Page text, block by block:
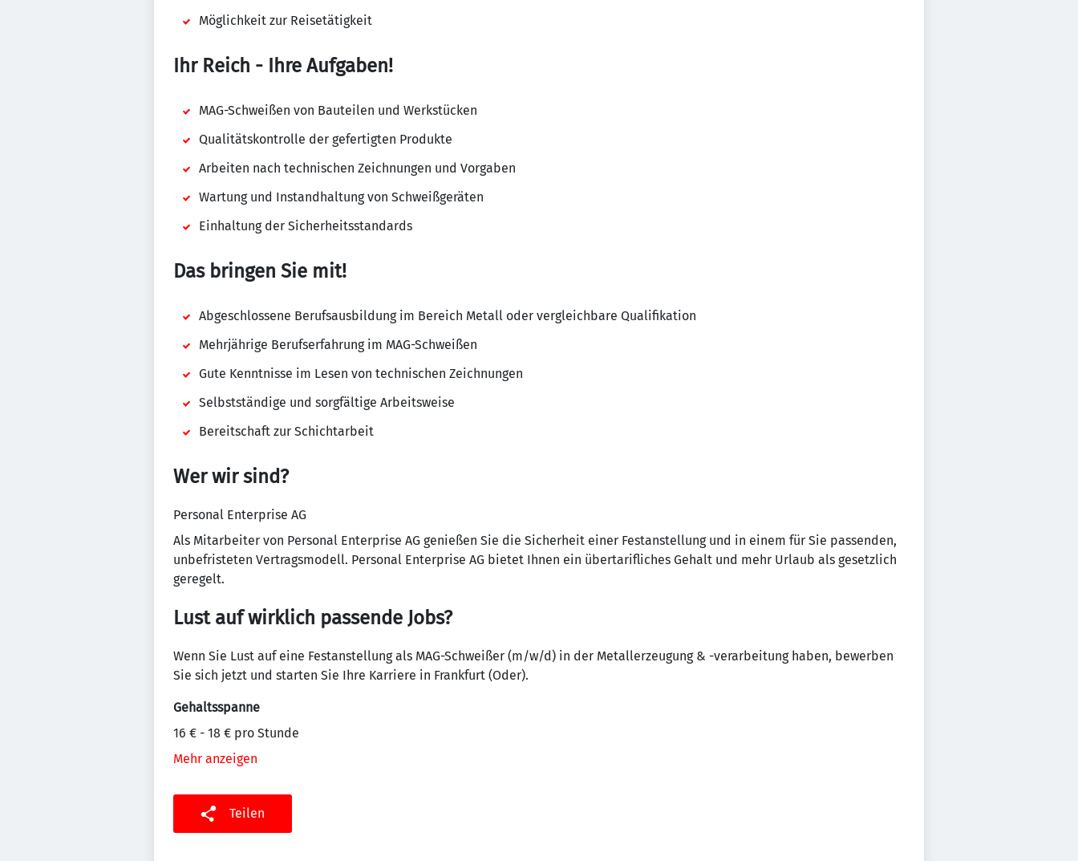
Möglichkeit zur Reisetätigkeit
Ihr Reich - Ihre Aufgaben!
MAG-Schweißen von Bauteilen und Werkstücken
Qualitätskontrolle der gefertigten Produkte
Arbeiten nach technischen Zeichnungen und Vorgaben
Wartung und Instandhaltung von Schweißgeräten
Einhaltung der Sicherheitsstandards
Das bringen Sie mit!
Abgeschlossene Berufsausbildung im Bereich Metall oder vergleichbare Qualifikation
Mehrjährige Berufserfahrung im MAG-Schweißen
Gute Kenntnisse im Lesen von technischen Zeichnungen
Selbstständige und sorgfältige Arbeitsweise
Bereitschaft zur Schichtarbeit
Wer wir sind?
Personal Enterprise AG
Als Mitarbeiter von Personal Enterprise AG genießen Sie die Sicherheit einer Festanstellung und in einem für Sie passenden,
unbefristeten Vertragsmodell. Personal Enterprise AG bietet Ihnen ein übertarifliches Gehalt und mehr Urlaub als gesetzlich
geregelt.
Lust auf wirklich passende Jobs?
Wenn Sie Lust auf eine Festanstellung als MAG-Schweißer (m/w/d) in der Metallerzeugung & -verarbeitung haben, bewerben
Sie sich jetzt und starten Sie Ihre Karriere in Frankfurt (Oder).
Gehaltsspanne
16 € - 18 € pro Stunde
Mehr anzeigen
Teilen